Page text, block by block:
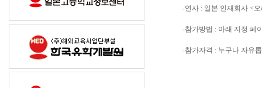
-연사 : 일본 인재회사 <
-참가방법 : 아래 지정 페
-참가자격 : 누구나 자유